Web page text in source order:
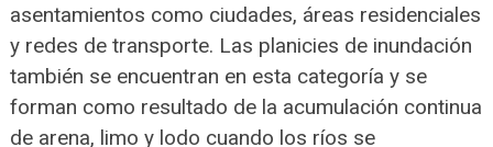
asentamientos como ciudades, áreas residenciales
y redes de transporte. Las planicies de inundación
también se encuentran en esta categoría y se
forman como resultado de la acumulación continua
de arena, limo y lodo cuando los ríos se